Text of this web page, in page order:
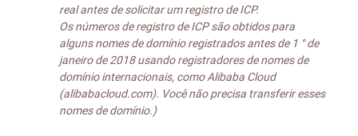
real antes de solicitar um registro de ICP.
Os números de registro de ICP são obtidos para
alguns nomes de domínio registrados antes de 1 ° de
janeiro de 2018 usando registradores de nomes de
domínio internacionais, como Alibaba Cloud
(alibabacloud.com). Você não precisa transferir esses
nomes de domínio.)